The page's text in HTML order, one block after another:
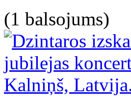
(1 balsojums)